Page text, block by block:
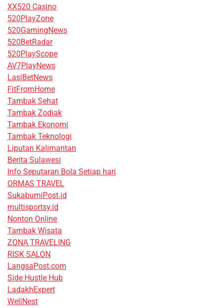
XX520 Casino
520PlayZone
520GamingNews
520BetRadar
520PlayScope
AV7PlayNews
LasiBetNews
FitFromHome
Tambak Sehat
Tambak Zodiak
Tambak Ekonomi
Tambak Teknologi
Liputan Kalimantan
Berita Sulawesi
Info Seputaran Bola Setiap hari
ORMAS TRAVEL
SukabumiPost.id
multisportsy.id
Nonton Online
Tambak Wisata
ZONA TRAVELING
RISK SALON
LangsaPost.com
Side Hustle Hub
LadakhExpert
WellNest